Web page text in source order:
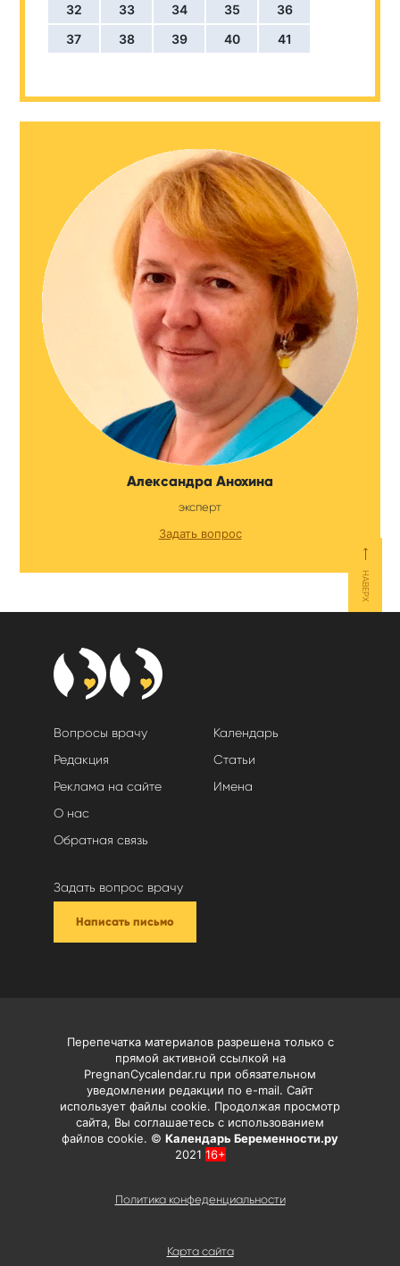
32
33 34 35
36
37
38 39 40 41
Александра Анохина
эксперт
Задать вопрос
⟵
НАВЕРХ
Вопросы врачу
Редакция
Реклама на сайте
О нас
Обратная связь
Календарь
Статьи
Имена
Задать вопрос врачу
Написать письмо
Карта сайта
Перепечатка материалов разрешена только с
прямой активной ссылкой на
PregnanCycalendar.ru при обязательном
уведомлении редакции по e-mail. Сайт
использует файлы cookie. Продолжая просмотр
сайта, Вы соглашаетесь с использованием
файлов cookie. © Календарь Беременности.ру
2021 16+
Политика конфеденциальности